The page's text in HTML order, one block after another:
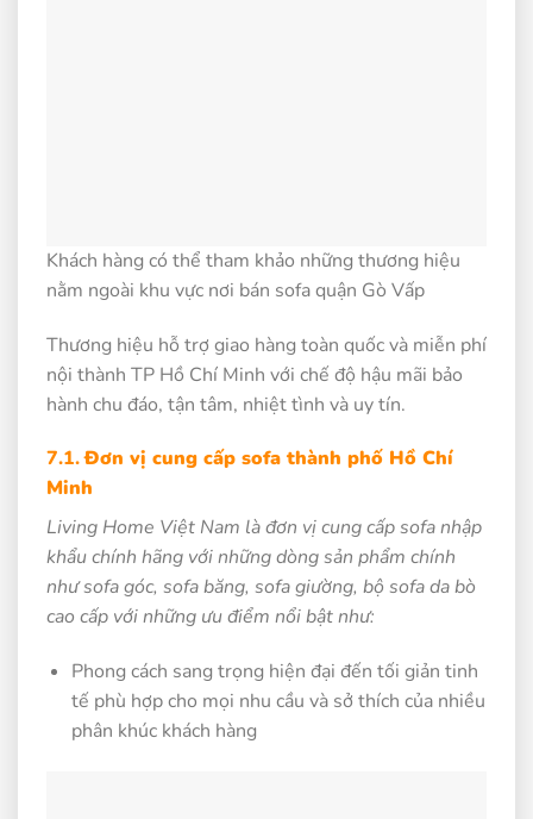
Khách hàng có thể tham khảo những thương hiệu
nằm ngoài khu vực nơi bán sofa quận Gò Vấp
Thương hiệu hỗ trợ giao hàng toàn quốc và miễn phí
nội thành TP Hồ Chí Minh với chế độ hậu mãi bảo
hành chu đáo, tận tâm, nhiệt tình và uy tín.
7.1.Đơn vị cung cấp sofa thành phố Hồ Chí
Minh
Living Home Việt Nam là đơn vị cung cấp sofa nhập
khẩu chính hãng với những dòng sản phẩm chính
như sofa góc, sofa băng, sofa giường, bộ sofa da bò
cao cấp với những ưu điểm nổi bật như:
Phong cách sang trọng hiện đại đến tối giản tinh
tế phù hợp cho mọi nhu cầu và sở thích của nhiều
phân khúc khách hàng